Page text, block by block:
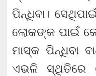
ପିନ୍ଧିବା।
ଲୋକଙ୍କ ପାଇଁ
ମାସ୍କ ପିନ୍ଧିବା
ଏଭଳି ସ୍ଥିତିରେ